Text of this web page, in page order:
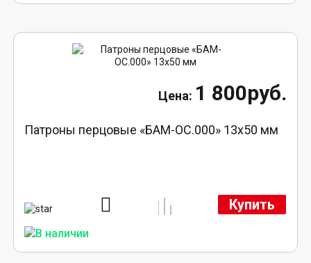
1 800руб.
Патроны перцовые «БАМ-ОС.000» 13х50 мм
Купить